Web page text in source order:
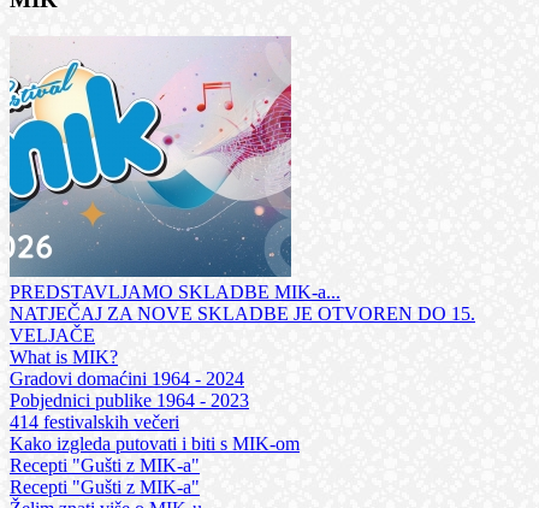
PREDSTAVLJAMO SKLADBE MIK-a...
NATJEČAJ ZA NOVE SKLADBE JE OTVOREN DO 15.
VELJAČE
What is MIK?
Gradovi domaćini 1964 - 2024
Pobjednici publike 1964 - 2023
414 festivalskih večeri
Kako izgleda putovati i biti s MIK-om
Recepti "Gušti z MIK-a"
Recepti "Gušti z MIK-a"